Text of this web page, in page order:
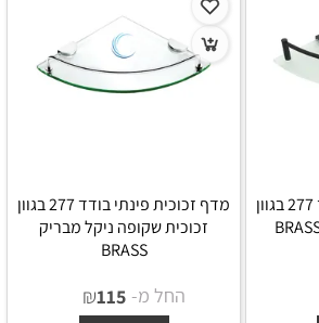
מדף זכוכית פינתי בודד 277 בגוון
מדף זכוכית פינתי בודד 277 בגוון
זכוכית שקופה ניקל מבריק
BRASS
החל מ- ₪115